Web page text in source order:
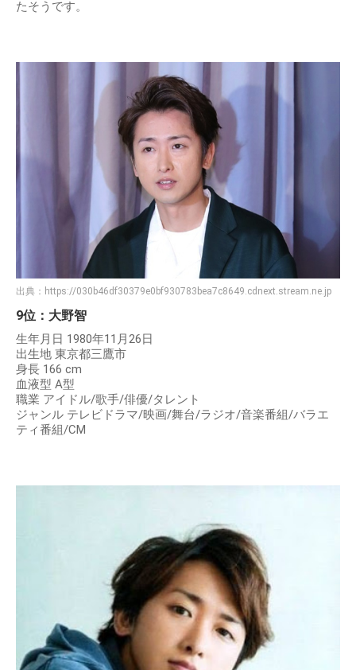
たそうです。
出典： https://030b46df30379e0bf930783bea7c8649.cdnext.stream.ne.jp
9位：大野智
生年月日 1980年11月26日
出生地 東京都三鷹市
身長 166 cm
血液型 A型
職業 アイドル/歌手/俳優/タレント
ジャンル テレビドラマ/映画/舞台/ラジオ/音楽番組/バラエ
ティ番組/CM